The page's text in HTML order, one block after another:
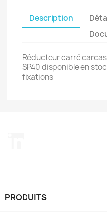
Description
Réducteur carré
SP40 disponible en
fixations
PRODUITS